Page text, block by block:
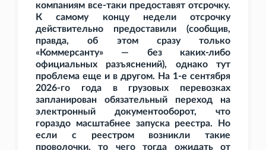
компаниям все-таки предоставят отсрочку.
К самому концу недели отсрочку
действительно предоставили (сообщив,
правда, об этом сразу только
«Коммерсанту» — без каких-либо
официальных разъяснений), однако тут
проблема еще и в другом. На 1-е сентября
2026-го года в грузовых перевозках
запланирован обязательный переход на
электронный документооборот, что
гораздо масштабнее запуска реестра. Но
если с реестром возникли такие
проволочки, то чего тогда ожидать от